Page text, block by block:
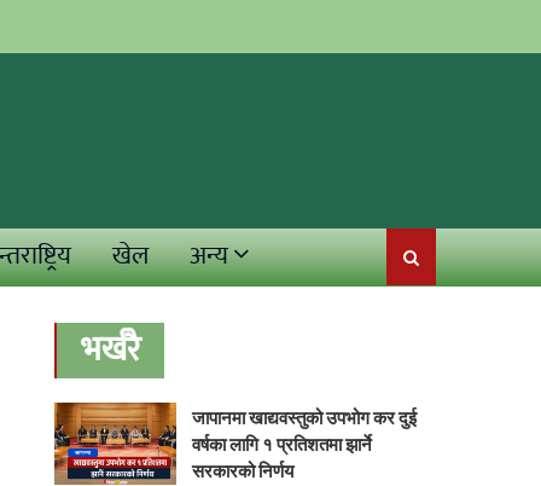
खेल अन्य
भर्खरै
जापानमा खाद्यवस्तुको उपभोग कर दुई
वर्षका लागि १ प्रतिशतमा झार्ने
सरकारको निर्णय